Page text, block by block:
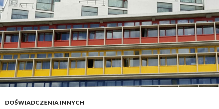
DOŚWIADCZENIA INNYCH